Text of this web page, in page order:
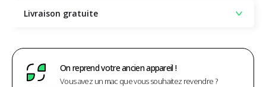
Livraison gratuite
On reprend votre ancien appareil !
Vous avez un mac que vous souhaitez revendre ?